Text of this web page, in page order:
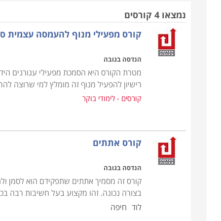
והכלים הנדרשים לצורך הפעלת הכלי, תוך ביצוע
עבודת מנופאות משלבת מגוון אלמנטים כדוגמת
הפעלת מכונות, ושמירה על קשר עם היושבים על
על בטחונו האישי של מפעיל המנוף ושל הסובבים אותו
במסגרת הקורס נלמדים כל יסודות הפעלת הכלי.
יישומים בתחומים שונים כדוגמת נשיאת מכולות
כמו כן, נלמדת עבודת השליטה בכלי עצמה, לרבות
הפעלת הידיות והפקדים השונים
לבסוף, במסגרת הקורס נלמדת עבודת
הנשיאה והניוד עצמה. כיצד מכווננים לעבר
ובהורדתו, מהם כללי התקשורת בין מפעיל העגורן
נמצאו 4 קורסים
קורס מפעילי מנוף להעמסה עצמית
הנדסה בגובה
מטרת הקורס היא הסמכת מפעילי עגורנים
רישיון להפעיל מנוף זה מומלץ למי שרוצה
קורסים - לימודי בוקר
קורס אתתים
הנדסה בגובה
קורס זה מסמיך אתתים שתפקידם הוא לסמן
בצורה נכונה. זהו מקצוע בעל חשיבות רבה
לוד חיפה